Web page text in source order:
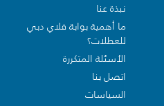
نبذة عنا
ما أهمية بوابة فلاي دبي
للعطلات؟
الأسئلة المتكررة
اتصل بنا
السياسات